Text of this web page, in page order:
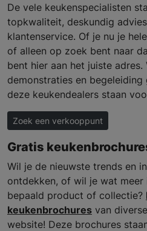
De vele keukenspecialisten
topkwaliteit, deskundig
klantenservice. Of je nu je
of alleen op zoek bent naar
bent hier aan het juiste adres.
demonstraties en
deze keukendealers staan
Zoek een verkooppunt
Gratis
Wil je de nieuwste trends en
ontdekken, of wil je wat meer
bepaald product of collectie?
keukenbrochures van
website! Deze brochures